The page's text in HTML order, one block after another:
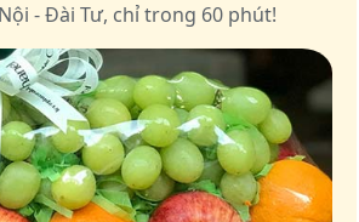
- Đài Tư, chỉ trong 60 phút!